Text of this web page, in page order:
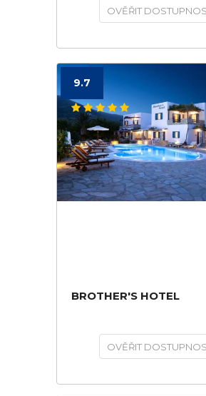
OVĚŘIT
9.7
BROTHER'S HOTEL
OVĚŘIT